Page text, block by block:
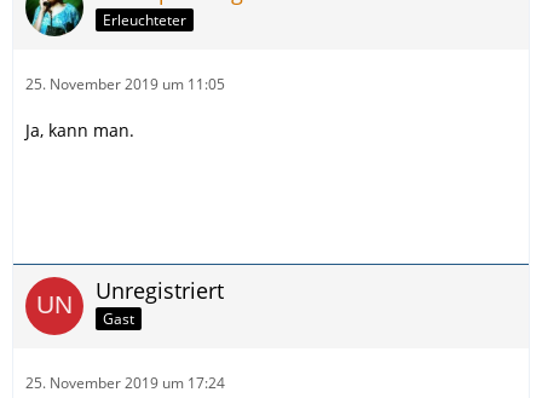
Erleuchteter
25. November 2019 um 11:05
Ja, kann man.
Unregistriert
Gast
25. November 2019 um 17:24